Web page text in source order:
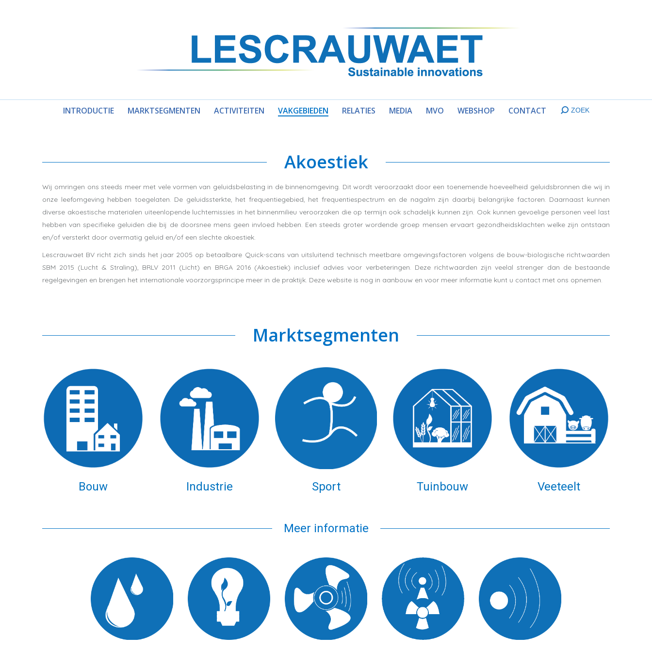
INTRODUCTIE MARKTSEGMENTEN ACTIVITEITEN VAKGEBIEDEN RELATIES MEDIA MVO WEBSHOP CONTACT Search:
ZOEK
Akoestiek
Wij omringen ons steeds meer met vele vormen van geluidsbelasting in de binnenomgeving. Dit wordt veroorzaakt door een toenemende hoeveelheid geluidsbronnen die wij in
onze leefomgeving hebben toegelaten. De geluidssterkte, het frequentiegebied, het frequentiespectrum en de nagalm zijn daarbij belangrijke factoren. Daarnaast kunnen
diverse akoestische materialen uiteenlopende luchtemissies in het binnenmilieu veroorzaken die op termijn ook schadelijk kunnen zijn. Ook kunnen gevoelige personen veel last
hebben van specifieke geluiden die bij de doorsnee mens geen invloed hebben. Een steeds groter wordende groep mensen ervaart gezondheidsklachten welke zijn ontstaan
en/of versterkt door overmatig geluid en/of een slechte akoestiek.
Lescrauwaet BV richt zich sinds het jaar 2005 op betaalbare Quick-scans van uitsluitend technisch meetbare omgevingsfactoren volgens de bouw-biologische richtwaarden
SBM 2015 (Lucht & Straling), BRLV 2011 (Licht) en BRGA 2016 (Akoestiek) inclusief advies voor verbeteringen. Deze richtwaarden zijn veelal strenger dan de bestaande
regelgevingen en brengen het internationale voorzorgsprincipe meer in de praktijk. Deze website is nog in aanbouw en voor meer informatie kunt u contact met ons opnemen.
Marktsegmenten
Bouw Industrie Sport Tuinbouw Veeteelt
Meer informatie